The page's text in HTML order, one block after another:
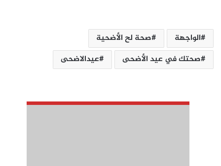
الواجهة
صحة لح الأضحية
صحتك في عيد الأضحى
عيدالاضحى